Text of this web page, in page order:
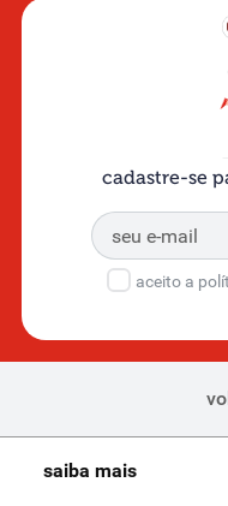
cadastre-se
aceito a
saiba mais